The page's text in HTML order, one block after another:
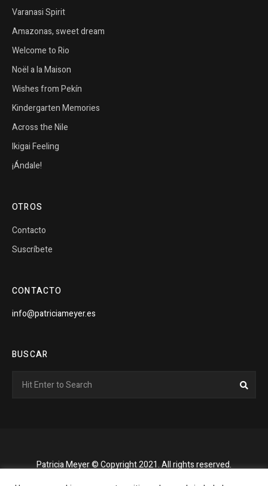
Varanasi Spirit
Amazonas, sweet dream
Welcome to Rio
Noël a la Maison
Wishes from Pekín
Kindergarten Memories
Across the Nile
Ikigai Feeling
¡Ándale!
OTROS
Contacto
Suscríbete
CONTACTO
info@patriciameyer.es
BUSCAR
for:
Patricia Meyer © Copyright 2021. All rights reserved.